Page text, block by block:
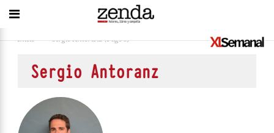
Inicio > Sergio Antoranz(Page 8)
Sergio Antoranz